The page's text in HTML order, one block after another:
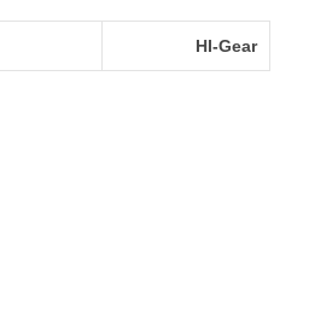
HI-Gear